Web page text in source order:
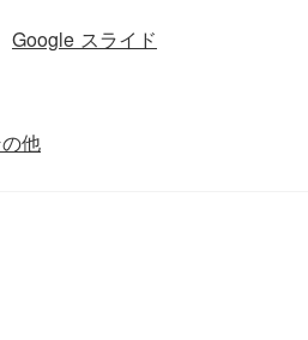
Google スライド
他